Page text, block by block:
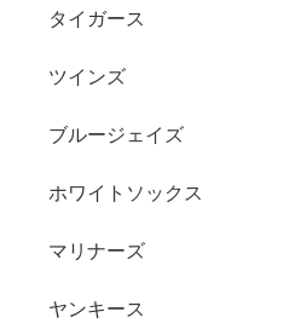
タイガース
ツインズ
ブルージェイズ
ホワイトソックス
マリナーズ
ヤンキース